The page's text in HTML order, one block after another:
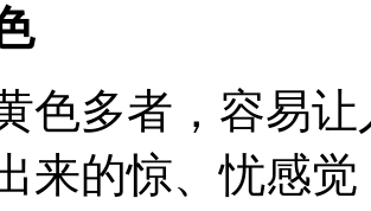
色多者，容易
来的惊、忧感